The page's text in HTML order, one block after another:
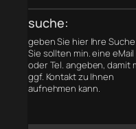
suche:
geben Sie hier Ihre Suche
Sie sollten min. eine eMail
oder Tel. angeben, damit
ggf. Kontakt zu Ihnen
aufnehmen kann.